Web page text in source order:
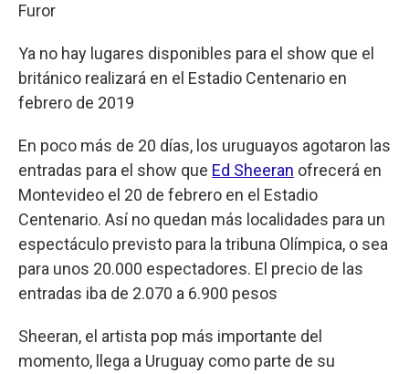
Furor
Ya no hay lugares disponibles para el show que el
británico realizará en el Estadio Centenario en
febrero de 2019
En poco más de 20 días, los uruguayos agotaron las
entradas para el show que Ed Sheeran ofrecerá en
Montevideo el 20 de febrero en el Estadio
Centenario. Así no quedan más localidades para un
espectáculo previsto para la tribuna Olímpica, o sea
para unos 20.000 espectadores. El precio de las
entradas iba de 2.070 a 6.900 pesos
Sheeran, el artista pop más importante del
momento, llega a Uruguay como parte de su